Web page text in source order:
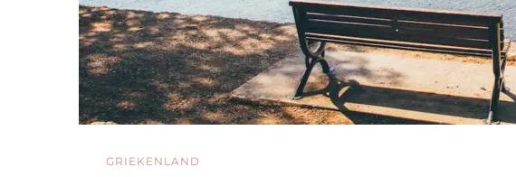
GRIEKENLAND